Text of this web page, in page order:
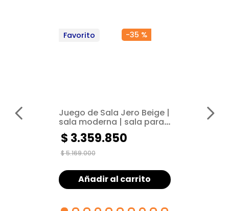
Favorito -35 %
Juego de Sala Jero Beige |
sala moderna | sala para
espacios pequeños
$5.169.000
$ 3.359.850
Añadir al carrito